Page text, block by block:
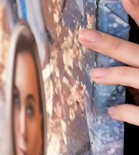
Ваш регион доставки
Выберите из списка: